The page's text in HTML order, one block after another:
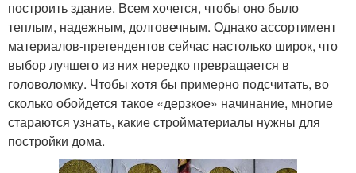
построить здание. Всем хочется, чтобы оно было
теплым, надежным, долговечным. Однако ассортимент
материалов-претендентов сейчас настолько широк, что
выбор лучшего из них нередко превращается в
головоломку. Чтобы хотя бы примерно подсчитать, во
сколько обойдется такое «дерзкое» начинание, многие
стараются узнать, какие стройматериалы нужны для
постройки дома.